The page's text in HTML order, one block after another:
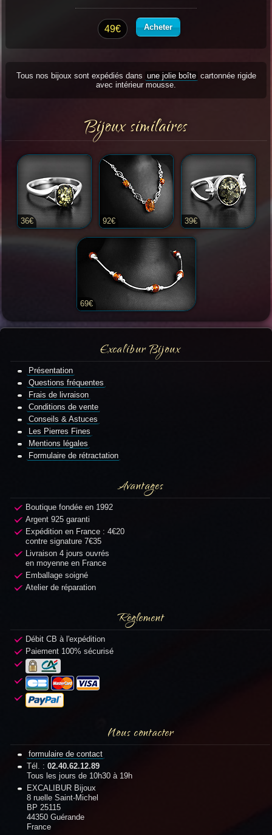
49€ Acheter
Tous nos bijoux sont expédiés dans une jolie boîte cartonnée rigide
avec intérieur mousse.
Bijoux similaires
36€ 92€ 39€
69€
Excalibur Bijoux
Présentation
Questions fréquentes
Frais de livraison
Conditions de vente
Conseils & Astuces
Les Pierres Fines
Mentions légales
Formulaire de rétractation
Avantages
Boutique fondée en 1992
Argent 925 garanti
Expédition en France : 4€20
contre signature 7€35
Livraison 4 jours ouvrés
en moyenne en France
Emballage soigné
Atelier de réparation
Règlement
Débit CB à l'expédition
Paiement 100% sécurisé
Nous contacter
formulaire de contact
Tél. : 02.40.62.12.89
Tous les jours de 10h30 à 19h
EXCALIBUR Bijoux
8 ruelle Saint-Michel
BP 25115
44350 Guérande
France